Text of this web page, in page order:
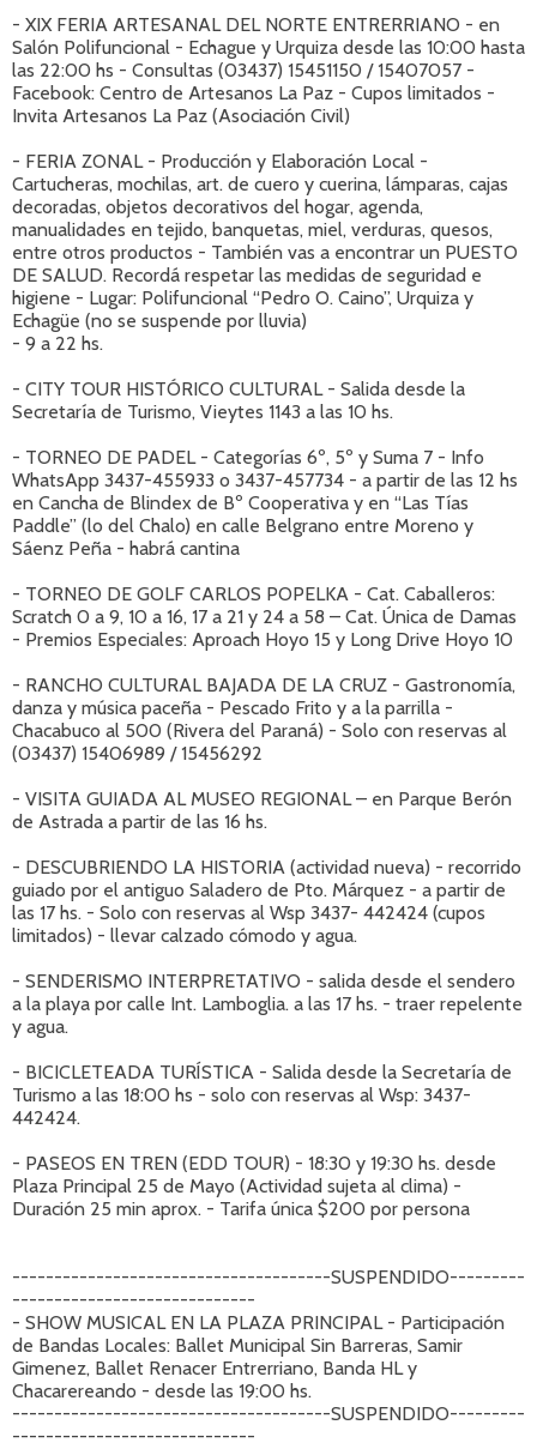
- XIX FERIA ARTESANAL DEL NORTE ENTRERRIANO - en
Salón Polifuncional - Echague y Urquiza desde las 10:00 hasta
las 22:00 hs - Consultas (03437) 15451150 / 15407057 -
Facebook: Centro de Artesanos La Paz - Cupos limitados -
Invita Artesanos La Paz (Asociación Civil)
- FERIA ZONAL - Producción y Elaboración Local -
Cartucheras, mochilas, art. de cuero y cuerina, lámparas, cajas
decoradas, objetos decorativos del hogar, agenda,
manualidades en tejido, banquetas, miel, verduras, quesos,
entre otros productos - También vas a encontrar un PUESTO
DE SALUD. Recordá respetar las medidas de seguridad e
higiene - Lugar: Polifuncional “Pedro O. Caino”, Urquiza y
Echagüe (no se suspende por lluvia)
- 9 a 22 hs.
- CITY TOUR HISTÓRICO CULTURAL - Salida desde la
Secretaría de Turismo, Vieytes 1143 a las 10 hs.
- TORNEO DE PADEL - Categorías 6º, 5º y Suma 7 - Info
WhatsApp 3437-455933 o 3437-457734 - a partir de las 12 hs
en Cancha de Blindex de Bº Cooperativa y en “Las Tías
Paddle” (lo del Chalo) en calle Belgrano entre Moreno y
Sáenz Peña - habrá cantina
- TORNEO DE GOLF CARLOS POPELKA - Cat. Caballeros:
Scratch 0 a 9, 10 a 16, 17 a 21 y 24 a 58 – Cat. Única de Damas
- Premios Especiales: Aproach Hoyo 15 y Long Drive Hoyo 10
- RANCHO CULTURAL BAJADA DE LA CRUZ - Gastronomía,
danza y música paceña - Pescado Frito y a la parrilla -
Chacabuco al 500 (Rivera del Paraná) - Solo con reservas al
(03437) 15406989 / 15456292
- VISITA GUIADA AL MUSEO REGIONAL – en Parque Berón
de Astrada a partir de las 16 hs.
- DESCUBRIENDO LA HISTORIA (actividad nueva) - recorrido
guiado por el antiguo Saladero de Pto. Márquez - a partir de
las 17 hs. - Solo con reservas al Wsp 3437- 442424 (cupos
limitados) - llevar calzado cómodo y agua.
- SENDERISMO INTERPRETATIVO - salida desde el sendero
a la playa por calle Int. Lamboglia. a las 17 hs. - traer repelente
y agua.
- BICICLETEADA TURÍSTICA - Salida desde la Secretaría de
Turismo a las 18:00 hs - solo con reservas al Wsp: 3437-
442424.
- PASEOS EN TREN (EDD TOUR) - 18:30 y 19:30 hs. desde
Plaza Principal 25 de Mayo (Actividad sujeta al clima) -
Duración 25 min aprox. - Tarifa única $200 por persona
--------------------------------------SUSPENDIDO---------
-----------------------------
- SHOW MUSICAL EN LA PLAZA PRINCIPAL - Participación
de Bandas Locales: Ballet Municipal Sin Barreras, Samir
Gimenez, Ballet Renacer Entrerriano, Banda HL y
Chacarereando - desde las 19:00 hs.
--------------------------------------SUSPENDIDO---------
-----------------------------